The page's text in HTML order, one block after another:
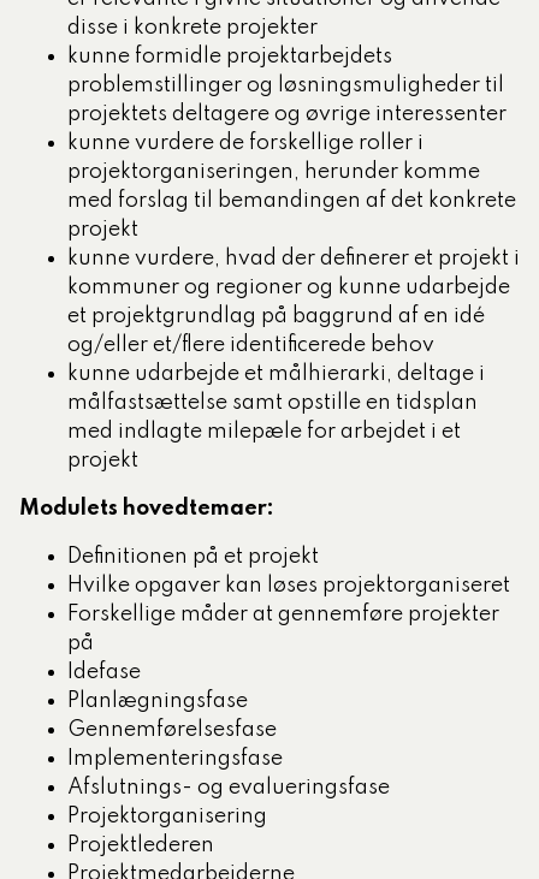
disse i konkrete projekter
kunne formidle projektarbejdets
problemstillinger og løsnings­mulig­heder til
projektets deltagere og øvrige interessenter
kunne vurdere de forskellige roller i
projektorganiseringen, herunder komme
med forslag til bemandingen af det konkrete
projekt
kunne vurdere, hvad der definerer et projekt i
kommuner og regio­ner og kunne udarbejde
et projektgrundlag på baggrund af en idé
og/eller et/flere identificerede behov
kunne udarbejde et målhierarki, deltage i
målfastsættelse samt opstille en tidsplan
med indlagte milepæle for arbejdet i et
projekt
Modulets hovedtemaer:
Definitionen på et projekt
Hvilke opgaver kan løses projektorganiseret
Forskellige måder at gennemføre projekter
på
Idefase
Planlægningsfase
Gennemførelsesfase
Implementeringsfase
Afslutnings- og evalueringsfase
Projektorganisering
Projektlederen
Projektmedarbejderne